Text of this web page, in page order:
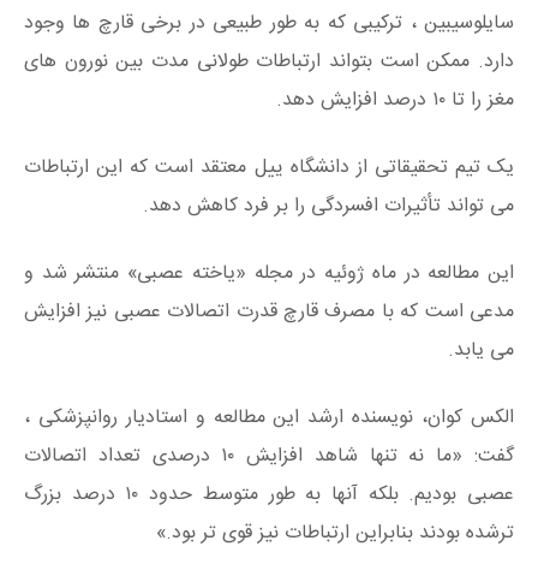
سایلوسیبین ، ترکیبی که به طور طبیعی در برخی قارچ ها وجود
دارد. ممکن است بتواند ارتباطات طولانی مدت بین نورون های
مغز را تا ۱۰ درصد افزایش دهد.
یک تیم تحقیقاتی از دانشگاه ییل معتقد است که این ارتباطات
می تواند تأثیرات افسردگی را بر فرد کاهش دهد.
این مطالعه در ماه ژوئیه در مجله «یاخته عصبی» منتشر شد و
مدعی است که با مصرف قارچ قدرت اتصالات عصبی نیز افزایش
می یابد.
الکس کوان، نویسنده ارشد این مطالعه و استادیار روانپزشکی ،
گفت: «ما نه تنها شاهد افزایش ۱۰ درصدی تعداد اتصالات
عصبی بودیم. بلکه آنها به طور متوسط ​​حدود ۱۰ درصد بزرگ
ترشده بودند بنابراین ارتباطات نیز قوی تر بود.»